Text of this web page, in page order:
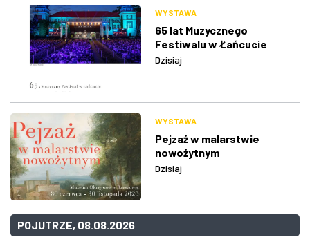
WYSTAWA
65 lat Muzycznego
Festiwalu w Łańcucie
Dzisiaj
WYSTAWA
Pejzaż w malarstwie
nowożytnym
Dzisiaj
POJUTRZE, 08.08.2026